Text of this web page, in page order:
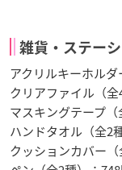
雑貨・ステー
アクリルキーホルダ
クリアファイル（全
マスキングテープ（
ハンドタオル（全2
クッションカバー（